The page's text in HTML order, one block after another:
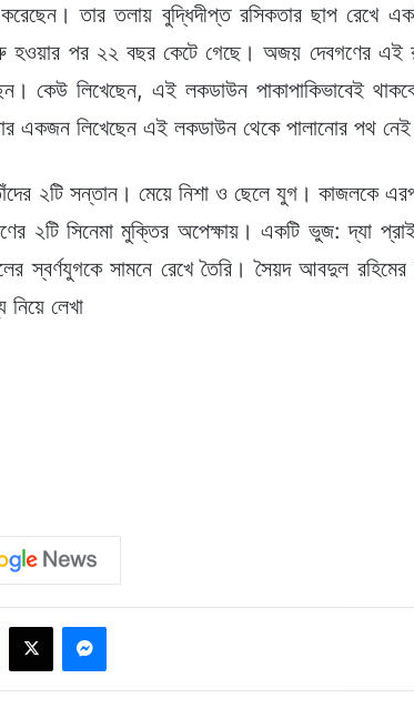
তার তলায় বুদ্ধিদীপ্ত রসিকতার ছাপ রেখে
হওয়ার পর ২২ বছর কেটে গেছে। অজয় দেবগণের এই
কেউ লিখেছেন, এই লকডাউন পাকাপাকিভাবেই
একজন লিখেছেন এই লকডাউন থেকে পালানোর পথ
২টি সন্তান। মেয়ে নিশা ও ছেলে যুগ। কাজলকে
২টি সিনেমা মুক্তির অপেক্ষায়। একটি ভুজ: দ্যা
স্বর্ণযুগকে সামনে রেখে তৈরি। সৈয়দ আবদুল রহিমের
লেখা